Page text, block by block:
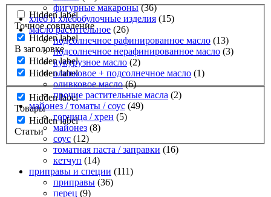
Hidden label
Точное совпадение
Hidden label
В заголовке
Hidden label
Hidden label
Hidden label
Товары
Hidden label
Статьи
фигурные макароны (36)
хлеб и хлебобулочные изделия (15)
масло растительное (26)
подсолнечное рафинированное масло (13)
подсолнечное нерафинированное масло (3)
кукурузное масло (2)
оливковое + подсолнечное масло (1)
оливковое масло (6)
прочие растительные масла (2)
майонез / томаты / соус (49)
горчица / хрен (5)
майонез (8)
соус (12)
томатная паста / заправки (16)
кетчуп (14)
приправы и специи (111)
приправы (36)
перец (9)